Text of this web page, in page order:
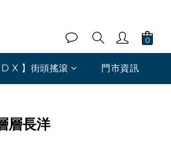
X 】街頭搖滾 門市資訊
層長洋